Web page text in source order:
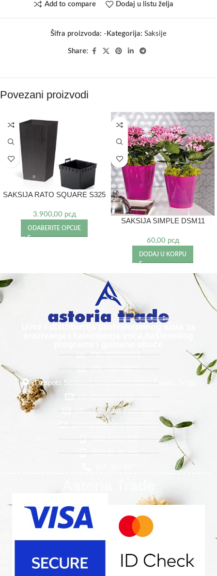
Add to compare Dodaj u listu želja
Šifra proizvoda: - Kategorija: Saksije
Share:
Povezani proizvodi
SAKSIJA RATO SQUARE S325
3.900,00 рсд
ODABERITE OPCIJE
SAKSIJA SIMPLE DSM11
60,00 рсд
DODAJ U KORPU
PIB: 100111613
MB : 06339271
Despota Stefana Lazarevića 2 15000 Šabac, Srbija
info@astoria-trade.com
office@astoria-trade.com
prodaja@astoria-trade.com
060/ 1 622 622
065/ 85 95 105